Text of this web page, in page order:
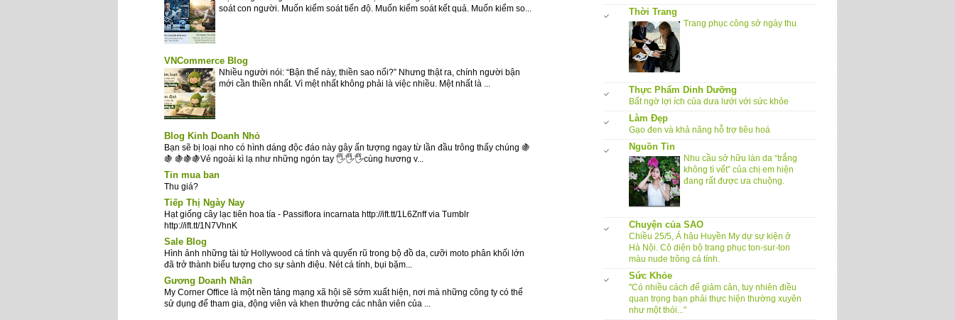
soát con người. Muốn kiểm soát tiến độ. Muốn kiểm soát kết quả. Muốn kiểm so...
VNCommerce Blog
Nhiều người nói: “Bận thế này, thiền sao nổi?” Nhưng thật ra, chính người bận
mới cần thiền nhất. Vì mệt nhất không phải là việc nhiều. Mệt nhất là ...
Blog Kinh Doanh Nhỏ
Bạn sẽ bị loại nho có hình dáng độc đáo này gây ấn tượng ngay từ lần đầu trông thấy chúng 🍇
🍇 🍇🍇🍇Vẻ ngoài kì lạ như những ngón tay 🖐🖐🖐cùng hương v...
Tin mua ban
Thu giá?
Tiếp Thị Ngày Nay
Hạt giống cây lạc tiên hoa tía - Passiflora incarnata http://ift.tt/1L6Znff via Tumblr
http://ift.tt/1N7VhnK
Sale Blog
Hình ảnh những tài tử Hollywood cá tính và quyến rũ trong bộ đồ da, cưỡi moto phân khối lớn
đã trở thành biểu tượng cho sự sành điệu. Nét cá tính, bụi bặm...
Gương Doanh Nhân
My Corner Office là một nền tảng mạng xã hội sẽ sớm xuất hiện, nơi mà những công ty có thể
sử dụng để tham gia, động viên và khen thưởng các nhân viên của ...
Thời Trang
Trang phục công sở ngày thu
Thực Phẩm Dinh Dưỡng
Bất ngờ lợi ích của dưa lưới với sức khỏe
Làm Đẹp
Gạo đen và khả năng hỗ trợ tiêu hoá
Nguồn Tin
Nhu cầu sở hữu làn da “trắng
không tì vết” của chị em hiện
đang rất được ưa chuộng.
Chuyện của SAO
Chiều 25/5, Á hậu Huyền My dự sự kiện ở
Hà Nội. Cô diện bộ trang phục ton-sur-ton
màu nude trông cá tính.
Sức Khỏe
"Có nhiều cách để giảm cân, tuy nhiên điều
quan trọng bạn phải thực hiện thường xuyên
như một thói..."